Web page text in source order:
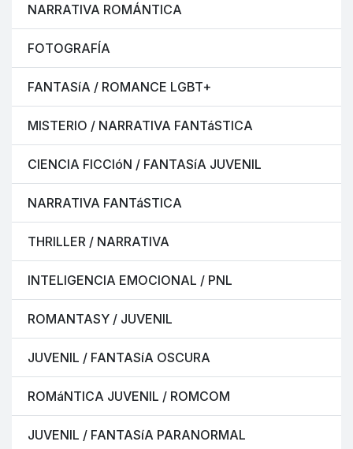
NARRATIVA ROMÁNTICA
FOTOGRAFÍA
FANTASíA / ROMANCE LGBT+
MISTERIO / NARRATIVA FANTáSTICA
CIENCIA FICCIóN / FANTASíA JUVENIL
NARRATIVA FANTáSTICA
THRILLER / NARRATIVA
INTELIGENCIA EMOCIONAL / PNL
ROMANTASY / JUVENIL
JUVENIL / FANTASíA OSCURA
ROMáNTICA JUVENIL / ROMCOM
JUVENIL / FANTASíA PARANORMAL